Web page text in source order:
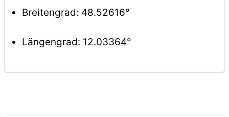
Breitengrad: 48.52616°
Längengrad: 12.03364°